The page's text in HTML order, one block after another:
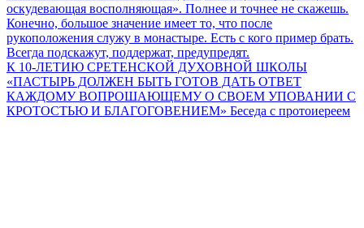
оскудевающая восполняющая». Полнее и точнее не скажешь.
Конечно, большое значение имеет то, что после
рукоположения служу в монастыре. Есть с кого пример брать.
Всегда подскажут, поддержат, предупредят.
К 10-ЛЕТИЮ СРЕТЕНСКОЙ ДУХОВНОЙ ШКОЛЫ
«ПАСТЫРЬ ДОЛЖЕН БЫТЬ ГОТОВ ДАТЬ ОТВЕТ
КАЖДОМУ ВОПРОШАЮЩЕМУ О СВОЕМ УПОВАНИИ С
КРОТОСТЬЮ И БЛАГОГОВЕНИЕМ» Беседа с протоиереем